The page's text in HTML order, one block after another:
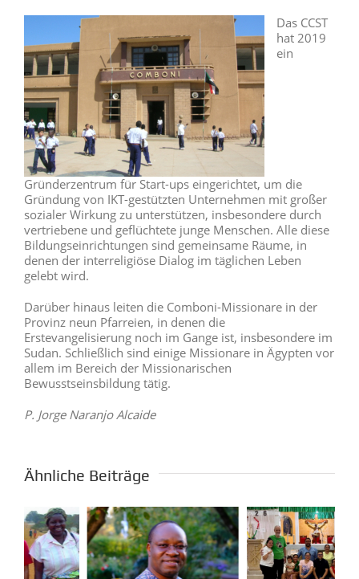
Das CCST
hat 2019
ein
Gründerzentrum für Start-ups eingerichtet, um die
Gründung von IKT-gestützten Unternehmen mit großer
sozialer Wirkung zu unterstützen, insbesondere durch
vertriebene und geflüchtete junge Menschen. Alle diese
Bildungseinrichtungen sind gemeinsame Räume, in
denen der interreligiöse Dialog im täglichen Leben
gelebt wird.
Darüber hinaus leiten die Comboni-Missionare in der
Provinz neun Pfarreien, in denen die
Erstevangelisierung noch im Gange ist, insbesondere im
Sudan. Schließlich sind einige Missionare in Ägypten vor
allem im Bereich der Missionarischen
Bewusstseinsbildung tätig.
P. Jorge Naranjo Alcaide
Ähnliche Beiträge